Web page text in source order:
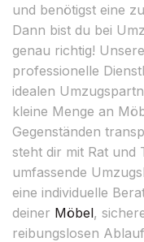
und benötigst eine
Dann bist du bei
genau richtig!
professionelle
idealen
kleine Menge an
Gegenständen
steht dir mit Rat und
umfassende
eine individuelle
deiner Möbel,
reibungslosen